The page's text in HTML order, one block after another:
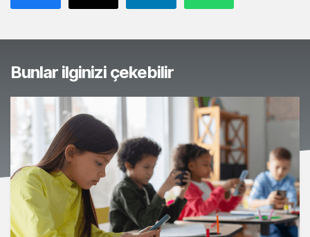
Bunlar ilginizi çekebilir